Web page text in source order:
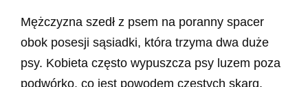
Mężczyzna szedł z psem na poranny spacer
obok posesji sąsiadki, która trzyma dwa duże
psy. Kobieta często wypuszcza psy luzem poza
podwórko, co jest powodem częstych skarg.